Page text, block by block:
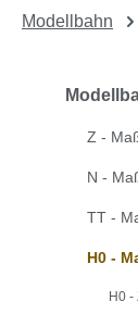
Modellbahn
Z -
N -
TT -
H0 -
H0 -